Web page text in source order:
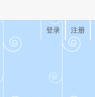
注册
登录